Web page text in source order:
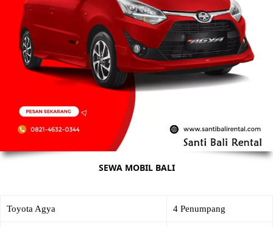
SEWA MOBIL BALI
Toyota Agya 4 Penumpang